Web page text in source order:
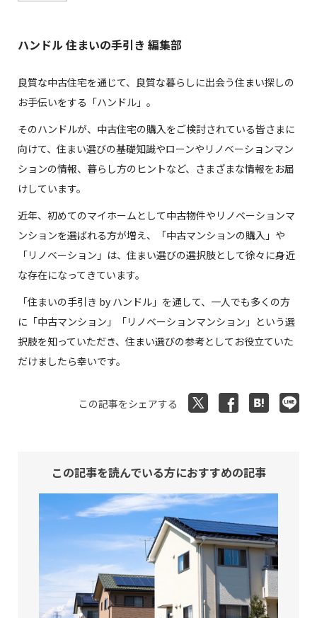
ハンドル 住まいの手引き 編集部
良質な中古住宅を通じて、良質な暮らしに出会う住まい探しの
お手伝いをする「ハンドル」。
そのハンドルが、中古住宅の購入をご検討されている皆さまに
向けて、住まい選びの基礎知識やローンやリノベーションマン
ションの情報、暮らし方のヒントなど、さまざまな情報をお届
けしています。
近年、初めてのマイホームとして中古物件やリノベーションマ
ンションを選ばれる方が増え、「中古マンションの購入」や
「リノベーション」は、住まい選びの選択肢として徐々に身近
な存在になってきています。
「住まいの手引き by ハンドル」を通して、一人でも多くの方
に「中古マンション」「リノベーションマンション」という選
択肢を知っていただき、住まい選びの参考としてお役立ていた
だけましたら幸いです。
この記事をシェアする
この記事を読んでいる方におすすめの記事